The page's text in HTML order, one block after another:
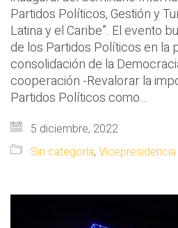
Partidos Políticos, Gestión y
Latina y el Caribe”. El evento
de los Partidos Políticos en la
consolidación de la
cooperación -Revalorar la
Partidos Políticos como…
5 diciembre, 2022
Sin categoría, Vicepresidencia